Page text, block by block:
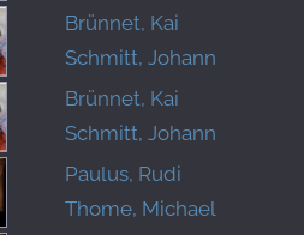
Brünnet, Kai
Schmitt, Johann
Brünnet, Kai
Schmitt, Johann
Paulus, Rudi
Thome, Michael